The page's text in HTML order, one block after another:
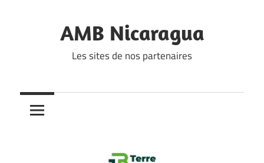
AMB Nicaragua
Les sites de nos partenaires